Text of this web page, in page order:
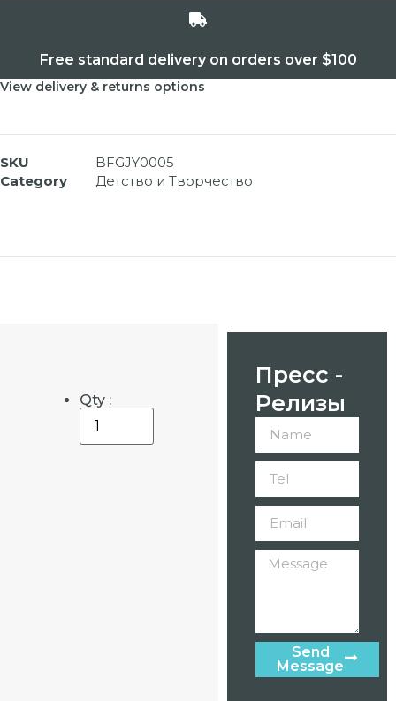
Free standard delivery on orders over $100
View delivery & returns options
SKU
BFGJY0005
Category
Детство и Творчество
Qty :
Пресс -
Релизы
Send
Message